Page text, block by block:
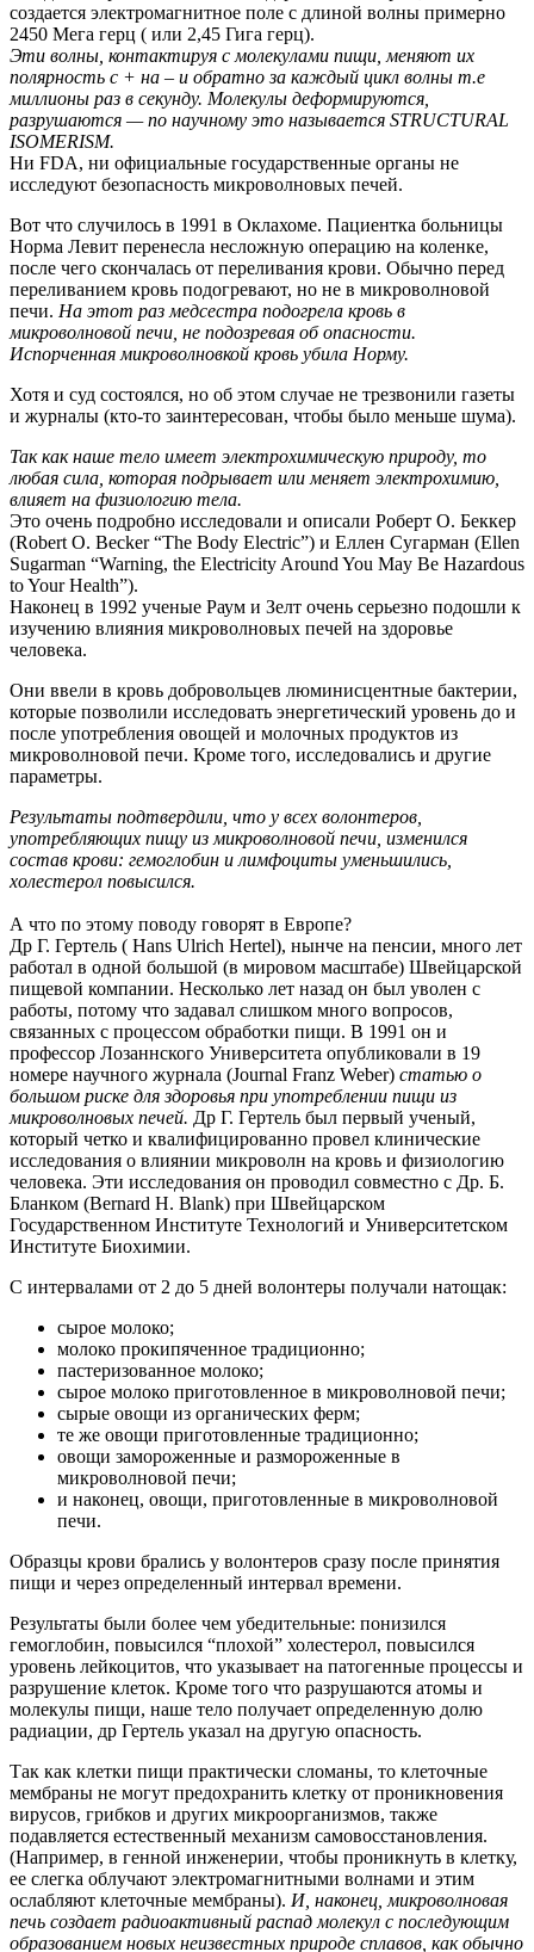
создается электромагнитное поле с длиной волны примерно
2450 Мега герц ( или 2,45 Гига герц).
Эти волны, контактируя с молекулами пищи, меняют их
полярность с + на – и обратно за каждый цикл волны т.е
миллионы раз в секунду. Молекулы деформируются,
разрушаются — по научному это называется STRUCTURAL
ISOMERISM.
Ни FDA, ни официальные государственные органы не
исследуют безопасность микроволновых печей.
Вoт что случилось в 1991 в Оклахоме. Пациентка больницы
Норма Левит перенесла несложную операцию на коленке,
после чего скончалась от переливания крови. Обычно перед
переливанием кровь подогревают, но не в микроволновой
печи. На этот раз медсестра подогрела кровь в
микроволновой печи, не подозревая об опасности.
Испорченная микроволновкой кровь убила Норму.
Хотя и суд состоялся, но об этом случае не трезвонили газеты
и журналы (кто-то заинтересован, чтобы было меньше шума).
Так как наше тело имеет электрохимическую природу, то
любая сила, которая подрывает или меняет электрохимию,
влияет на физиологию тела.
Это очень подробно исследовали и описали Роберт О. Беккер
(Robert O. Becker “The Body Electric”) и Еллен Сугарман (Ellen
Sugarman “Warning, the Electricity Around You May Be Hazardous
to Your Health”).
Наконец в 1992 ученые Раум и Зелт очень серьезно подошли к
изучению влияния микроволновых печей на здоровье
человека.
Они ввели в кровь добровольцев люминисцентные бактерии,
которые позволили исследовать энергетический уровень до и
после употребления овощей и молочных продуктов из
микроволновой печи. Кроме того, исследовались и другие
параметры.
Результаты подтвердили, что у всех волонтеров,
употребляющих пищу из микроволновой печи, изменился
состав крови: гемоглобин и лимфоциты уменьшились,
холестерол повысился.
А что по этому поводу говорят в Европе?
Др Г. Гертель ( Hans Ulrich Hertel), нынче на пенсии, много лет
работал в одной большой (в мировом масштабе) Швейцарской
пищевой компании. Несколько лет назад он был уволен с
работы, потому что задавал слишком много вопросов,
связанных с процессом обработки пищи. В 1991 он и
профессор Лозаннского Университета опубликовали в 19
номере научного журнала (Journal Franz Weber) статью о
большом риске для здоровья при употреблении пищи из
микроволновых печей. Др Г. Гертель был первый ученый,
который четко и квалифицированно провел клинические
исследования о влиянии микроволн на кровь и физиoлогию
человека. Эти исследования он проводил совместно с Др. Б.
Бланком (Bernard H. Blank) при Швейцарском
Государственном Институте Технологий и Университетском
Институте Биохимии.
С интервалами от 2 до 5 дней волонтеры получали натощак:
сырое молоко;
молоко прокипяченное традиционно;
пастеризованное молоко;
сырое молоко приготовленное в микроволновой печи;
сырые овощи из органических ферм;
те же овощи приготовленные традиционно;
овощи замороженные и размороженные в
микроволновой печи;
и наконец, овощи, приготовленные в микроволновой
печи.
Образцы крови брались у волонтеров сразу после принятия
пищи и через определенный интервал времени.
Результаты были более чем убедительные: понизился
гемоглобин, повысился “плохой” холестерол, повысился
уровень лейкоцитов, что указывает на патогенные процессы и
разрушение клеток. Кроме того что разрушаются атомы и
молекулы пищи, наше тело получает определенную долю
радиации, др Гертель указал на другую опасность.
Так как клетки пищи практически сломаны, то клеточные
мембраны не могут предохранить клетку от проникновения
вирусов, грибков и других микроорганизмов, также
подавляется естественный механизм самовосстановления.
(Например, в генной инженерии, чтобы проникнуть в клетку,
ее слегка облучают электромагнитными волнами и этим
ослабляют клеточные мембраны). И, наконец, микроволновая
печь создает радиоактивный распад молекул с последующим
образованием новых неизвестных природе сплавов, как обычно